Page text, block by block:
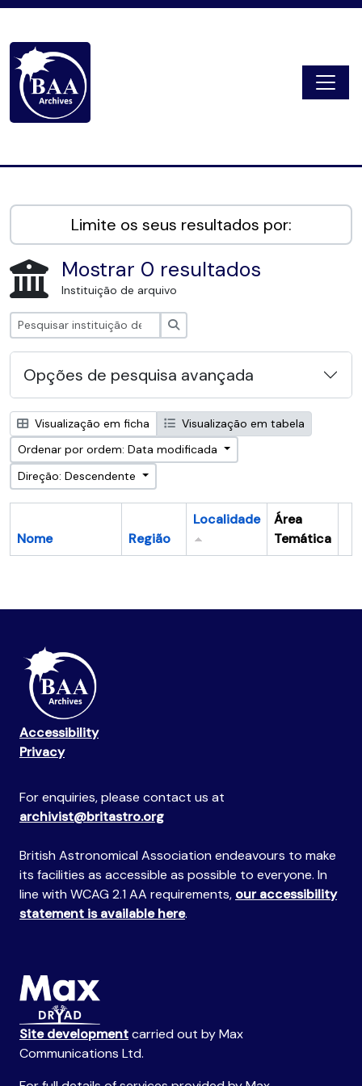
Limite os seus resultados por:
Mostrar 0 resultados
Instituição de arquivo
Opções de pesquisa avançada
Visualização em ficha
Visualização em tabela
Ordenar por ordem: Data modificada
Direção: Descendente
Nome Região
Localidade
Área
Temática
Accessibility
Privacy
For enquiries, please contact us at
archivist@britastro.org
British Astronomical Association endeavours to make
its facilities as accessible as possible to everyone. In
line with WCAG 2.1 AA requirements, our accessibility
statement is available here.
Site developmentcarried out by Max
Communications Ltd.